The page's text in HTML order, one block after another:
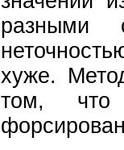
разными
хуже.
том, что